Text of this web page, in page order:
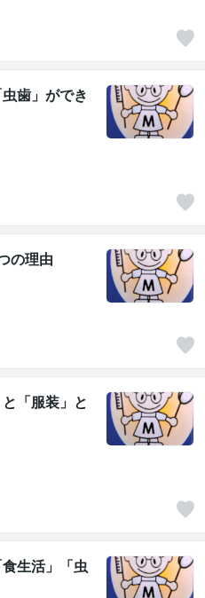
歯」ができ
の理由
「服装」と
生活」「虫